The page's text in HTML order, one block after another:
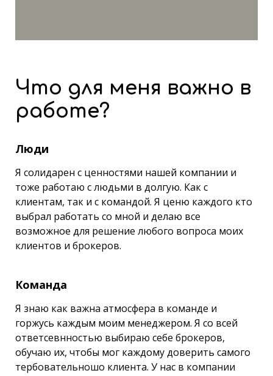
Что для меня важно в
работе?
Люди
Я солидарен с ценностями нашей компании и
тоже работаю с людьми в долгую. Как с
клиентам, так и с командой. Я ценю каждого кто
выбрал работать со мной и делаю все
возможное для решение любого вопроса моих
клиентов и брокеров.
Команда
Я знаю как важна атмосфера в команде и
горжусь каждым моим менеджером. Я со всей
ответсевнностью выбираю себе брокеров,
обучаю их, чтобы мог каждому доверить самого
тербовательношо клиента. У нас в компании